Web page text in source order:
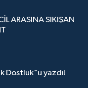
ARASINA SIKIŞAN
Dostluk"u yazdı!